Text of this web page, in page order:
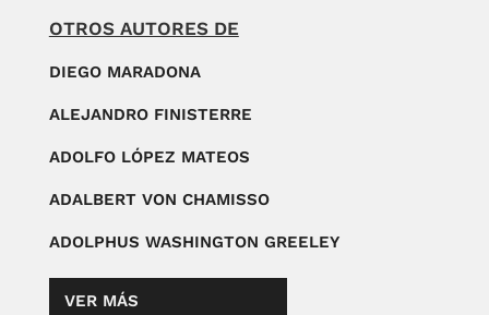
OTROS AUTORES DE
DIEGO MARADONA
ALEJANDRO FINISTERRE
ADOLFO LÓPEZ MATEOS
ADALBERT VON CHAMISSO
ADOLPHUS WASHINGTON GREELEY
VER MÁS